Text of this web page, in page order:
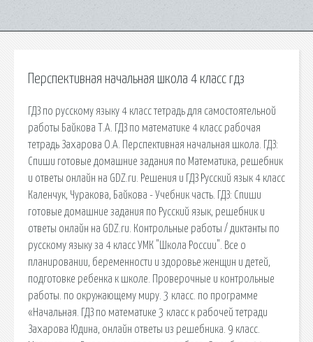
Перспективная начальная школа 4 класс гдз
ГДЗ по русскому языку 4 класс тетрадь для самостоятельной
работы Байкова Т.А. ГДЗ по математике 4 класс рабочая
тетрадь Захарова О.А. Перспективная начальная школа. ГДЗ:
Спиши готовые домашние задания по Математика, решебник
и ответы онлайн на GDZ.ru. Решения и ГДЗ Русский язык 4 класс
Каленчук, Чуракова, Байкова - Учебник часть. ГДЗ: Спиши
готовые домашние задания по Русский язык, решебник и
ответы онлайн на GDZ.ru. Контрольные работы / диктанты по
русскому языку за 4 класс УМК "Школа России". Все о
планировании, беременности и здоровье женщин и детей,
подготовке ребенка к школе. Проверочные и контрольные
работы. по окружающему миру. 3 класс. по программе
«Начальная. ГДЗ по математике 3 класс к рабочей тетради
Захарова Юдина, онлайн ответы из решебника. 9 класс.